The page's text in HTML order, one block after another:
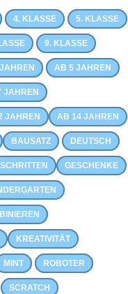
4. KLASSE 5. KLASSE
9. KLASSE
AB 5 JAHREN
JAHREN
JAHREN AB 14 JAHREN
BAUSATZ DEUTSCH
GESCHENKE
KREATIVITÄT
MINT ROBOTER
SCRATCH